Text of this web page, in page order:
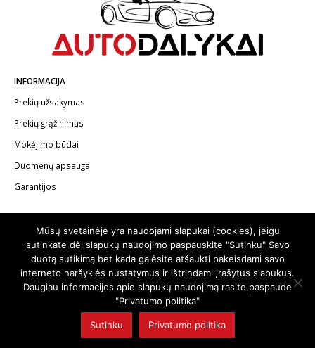
INFORMACIJA
Prekių užsakymas
Prekių grąžinimas
Mokėjimo būdai
Duomenų apsauga
Garantijos
Telefonas:+370 602 62622
El.paštas: info@autodalykai.lt
Mūsų svetainėje yra naudojami slapukai (cookies), jeigu
sutinkate dėl slapukų naudojimo paspauskite "Sutinku" Savo
duotą sutikimą bet kada galėsite atšaukti pakeisdami savo
interneto naršyklės nustatymus ir ištrindami įrašytus slapukus.
Daugiau informacijos apie slapukų naudojimą rasite paspaude
"Privatumo politika"
Sutinku Privatumo politika